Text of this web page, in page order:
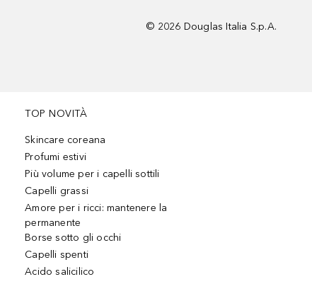
© 2026 Douglas Italia S.p.A.
TOP NOVITÀ
Skincare coreana
Profumi estivi
Più volume per i capelli sottili
Capelli grassi
Amore per i ricci: mantenere la
permanente
Borse sotto gli occhi
Capelli spenti
Acido salicilico